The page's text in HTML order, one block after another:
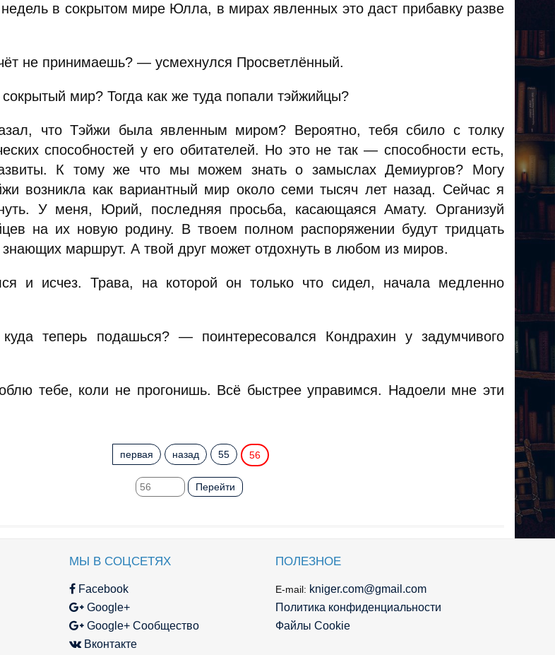
недель в сокрытом мире Юлла, в мирах явленных это даст прибавку разве
не принимаешь? — усмехнулся Просветлённый.
мир? Тогда как же туда попали тэйжийцы?
что Тэйжи была явленным миром? Вероятно, тебя сбило с толку
способностей у его обитателей. Но это не так — способности есть,
К тому же что мы можем знать о замыслах Демиургов? Могу
возникла как вариантный мир около семи тысяч лет назад. Сейчас я
У меня, Юрий, последняя просьба, касающаяся Амату. Организуй
на их новую родину. В твоем полном распоряжении будут тридцать
маршрут. А твой друг может отдохнуть в любом из миров.
и исчез. Трава, на которой он только что сидел, начала медленно
теперь подашься? — поинтересовался Кондрахин у задумчивого
тебе, коли не прогонишь. Всё быстрее управимся. Надоели мне эти
первая назад 55 56
Перейти
МЫ В СОЦСЕТЯХ
Facebook
Google+
Google+ Сообщество
Вконтакте
ПОЛЕЗНОЕ
E-mail: kniger.com@gmail.com
Политика конфиденциальности
Файлы Cookie